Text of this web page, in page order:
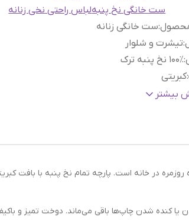
ست خانگی نخ پنبهلباس راحتی نخی زنانه
:ست خانگی زنانه
:تیشرت و شلوار
:۱۰۰٪ نخ پنبه ترک
:کبریتی
مقاوم در برابر شستشو
بیشتر
روزمره در خانه است. پارچه تمام نخ پنبه با بافت
یا کنده شدن چاپ‌ها باقی می‌ماند. دوخت تمیز و